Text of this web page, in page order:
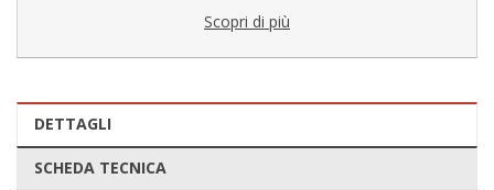
Scopri di più
DETTAGLI
SCHEDA TECNICA